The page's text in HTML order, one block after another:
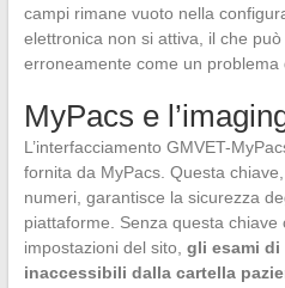
campi rimane vuoto nella
elettronica non si attiva, il che
erroneamente come un problema
MyPacs e
L’interfacciamento GMVET-
fornita da MyPacs. Questa
numeri, garantisce la sicurezza
piattaforme. Senza questa
impostazioni del sito, gli esami di
inaccessibili dalla cartella